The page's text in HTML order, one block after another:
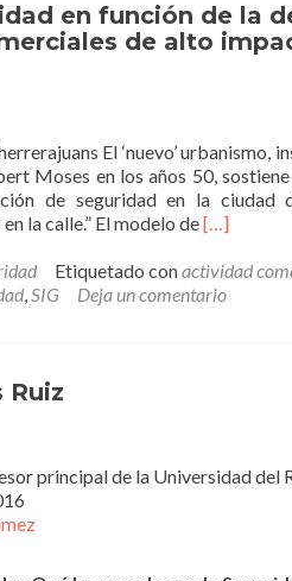
en función de la
de alto
El ‘nuevo’ urbanismo,
Moses en los años 50,
de seguridad en la ciudad
la calle.” El modelo deLeer
de
seguridad
[…]
Etiquetado conactividad
,SIG Deja un comentario
Ruiz
principal de la Universidad del